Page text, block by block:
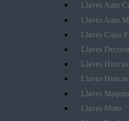
Llaves Auto
Llaves Auto
Llaves Cajas
Llaves
Llaves
Llaves
Llaves
Llaves Moto